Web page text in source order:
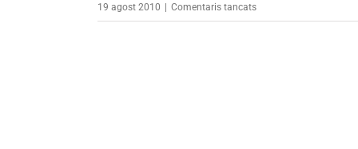
19 agost 2010 Comentaris tancatsa